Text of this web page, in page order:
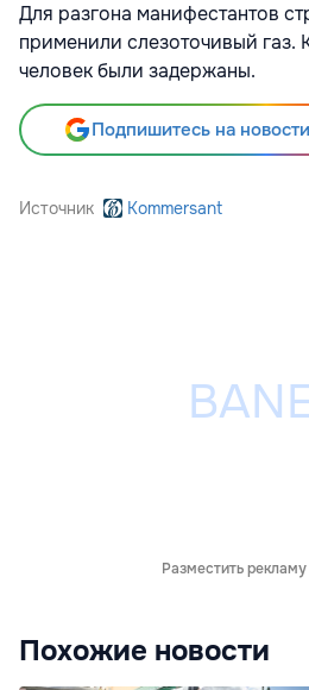
Для разгона манифестантов
применили слезоточивый газ.
человек были задержаны.
Подпишитесь на
Источник Kommersant
Разместить
Похожие новости